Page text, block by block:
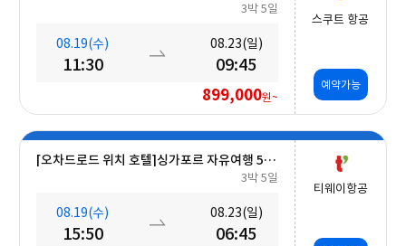
3박 5일
08.19(수)
11:30
08.23(일)
09:45
899,000원~
스쿠트 항공
예약가능
[오차드로드 위치 호텔]싱가포르 자유여행 5일 #조식포함 #A330대형기종
3박 5일
08.19(수)
15:50
08.23(일)
06:45
티웨이항공